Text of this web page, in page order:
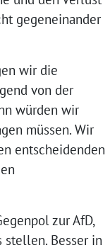
gegeneinander
wir die
von der
würden wir
müssen. Wir
entscheidenden
zur AfD,
Besser in